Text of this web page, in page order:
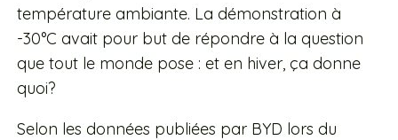
température ambiante. La démonstration à
-30°C avait pour but de répondre à la question
que tout le monde pose : et en hiver, ça donne
quoi?
Selon les données publiées par BYD lors du